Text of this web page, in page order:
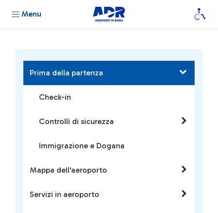
Menu
Prima della partenza
Check-in
Controlli di sicurezza
Immigrazione e Dogana
Mappa dell'aeroporto
Servizi in aeroporto